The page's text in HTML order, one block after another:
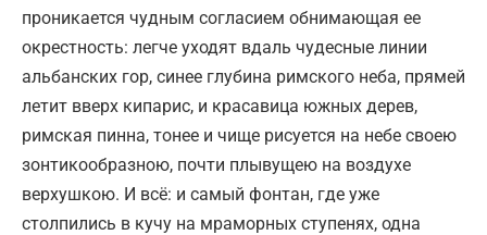
проникается чудным согласием обнимающая ее
окрестность: легче уходят вдаль чудесные линии
альбанских гор, синее глубина римского неба, прямей
летит вверх кипарис, и красавица южных дерев,
римская пинна, тонее и чище рисуется на небе своею
зонтикообразною, почти плывущею на воздухе
верхушкою. И всё: и самый фонтан, где уже
столпились в кучу на мраморных ступенях, одна